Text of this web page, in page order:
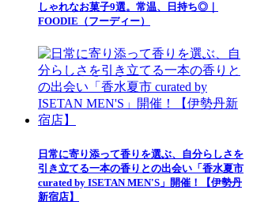
しゃれなお菓子9選。常温、日持ち◎｜
FOODIE（フーディー）
日常に寄り添って香りを選ぶ、自分らしさを
引き立てる一本の香りとの出会い「香水夏市
curated by ISETAN MEN'S」開催！【伊勢丹
新宿店】